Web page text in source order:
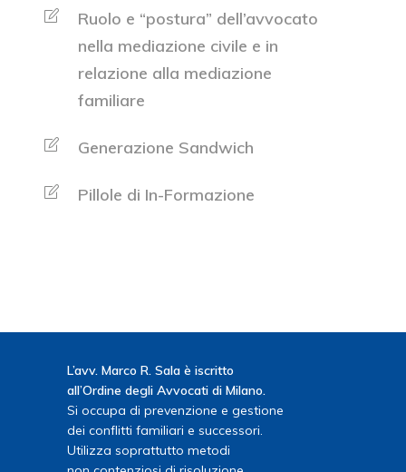
Ruolo e “postura” dell’avvocato
nella mediazione civile e in
relazione alla mediazione
familiare
Generazione Sandwich
Pillole di In-Formazione
L’avv. Marco R. Sala è iscritto
all’Ordine degli Avvocati di Milano.
Si occupa di prevenzione e gestione
dei conflitti familiari e successori.
Utilizza soprattutto metodi